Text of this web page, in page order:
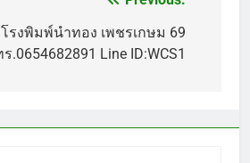
งพิมพ์นำทอง เพชรเกษม 69
.0654682891 Line ID:WCS1